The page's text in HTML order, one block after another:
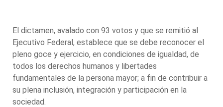
El dictamen, avalado con 93 votos y que se remitió al
Ejecutivo Federal, establece que se debe reconocer el
pleno goce y ejercicio, en condiciones de igualdad, de
todos los derechos humanos y libertades
fundamentales de la persona mayor; a fin de contribuir a
su plena inclusión, integración y participación en la
sociedad.